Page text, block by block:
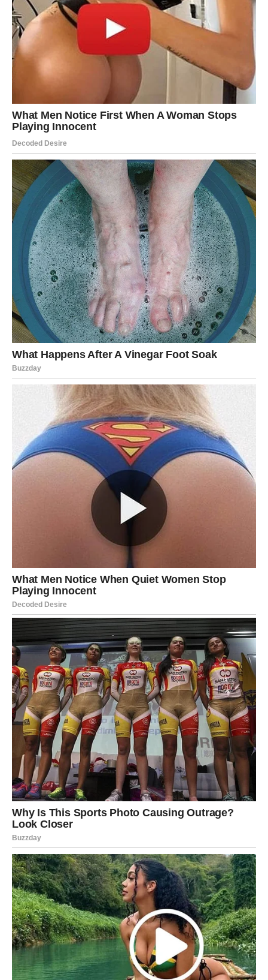
strahu da vas zaustavi.
Počela je nova sedmica i ona vam donosi period iskrene
sreće, ljubavi i osjećaj da konačno dolaze dani koje ste
dugo zaslužile.